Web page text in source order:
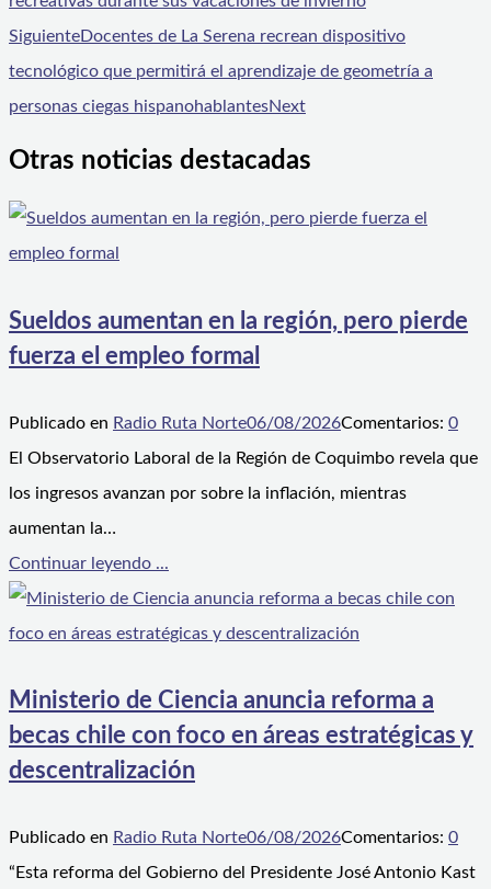
SiguienteDocentes de La Serena recrean dispositivo
tecnológico que permitirá el aprendizaje de geometría a
personas ciegas hispanohablantesNext
Otras noticias destacadas
Sueldos aumentan en la región, pero pierde
fuerza el empleo formal
Publicado en Radio Ruta Norte06/08/2026Comentarios: 0
El Observatorio Laboral de la Región de Coquimbo revela que
los ingresos avanzan por sobre la inflación, mientras
aumentan la…
Continuar leyendo ...
Ministerio de Ciencia anuncia reforma a
becas chile con foco en áreas estratégicas y
descentralización
Publicado en Radio Ruta Norte06/08/2026Comentarios: 0
“Esta reforma del Gobierno del Presidente José Antonio Kast